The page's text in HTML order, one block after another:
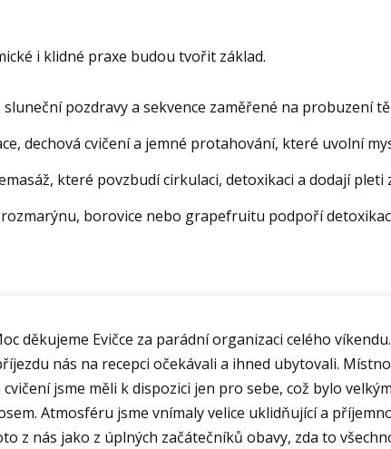
i klidné praxe budou tvořit základ.
pozdravy a sekvence zaměřené na probuzení
dechová cvičení a jemné protahování, které uvolní
které povzbudí cirkulaci, detoxikaci a dodají pleti
borovice nebo grapefruitu podpoří
děkujeme Evičce za parádní organizaci celého víkendu.
nás na recepci očekávali a ihned ubytovali.
cvičení jsme měli k dispozici jen pro sebe, což bylo velkým
Atmosféru jsme vnímaly velice uklidňující a
z nás jako z úplných začátečníků obavy, zda to